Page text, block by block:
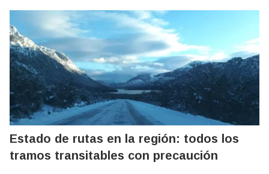
Estado de rutas en la región: todos los
tramos transitables con precaución